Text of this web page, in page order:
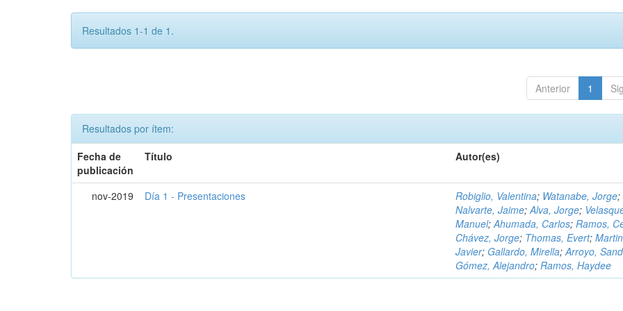
Resultados 1-1 de 1.
Anterior 1
Resultados por ítem:
Fecha de
publicación
Título Autor(es)
nov-2019 Día 1 - Presentaciones Robiglio, Valentina; Watanabe, Jorge;
Nalvarte, Jaime;Alva, Jorge;
Manuel;Ahumada, Carlos;Ramos,
Chávez, Jorge; Thomas, Evert;
Javier; Gallardo, Mirella;Arroyo,
Gómez, Alejandro;Ramos, Haydee